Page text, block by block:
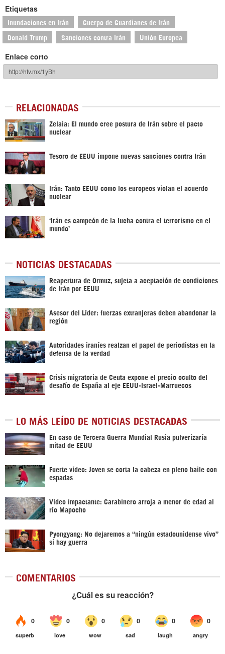
Etiquetas
Inundaciones en Irán Cuerpo de Guardianes de Irán
Donald Trump Sanciones contra Irán Unión Europea
Enlace corto
RELACIONADAS
Zelaia: El mundo cree postura de Irán sobre el pacto
nuclear
Tesoro de EEUU impone nuevas sanciones contra Irán
Irán: Tanto EEUU como los europeos violan el acuerdo
nuclear
‘Irán es campeón de la lucha contra el terrorismo en el
mundo’
NOTICIAS DESTACADAS
Reapertura de Ormuz, sujeta a aceptación de condiciones
de Irán por EEUU
Asesor del Líder: fuerzas extranjeras deben abandonar la
región
Autoridades iraníes realzan el papel de periodistas en la
defensa de la verdad
Crisis migratoria de Ceuta expone el precio oculto del
desafío de España al eje EEUU-Israel-Marruecos
LO MÁS LEÍDO DE NOTICIAS DESTACADAS
En caso de Tercera Guerra Mundial Rusia pulverizaría
mitad de EEUU
Fuerte vídeo: Joven se corta la cabeza en pleno baile con
espadas
Vídeo impactante: Carabinero arroja a menor de edad al
río Mapocho
Pyongyang: No dejaremos a “ningún estadounidense vivo”
si hay guerra
COMENTARIOS